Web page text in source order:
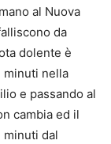
al Nuova
da
dolente è
minuti nella
e passando al
cambia ed il
minuti dal